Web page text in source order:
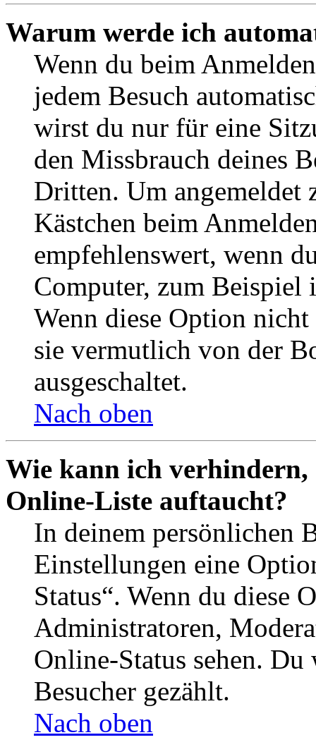
Warum werde ich
Wenn du beim
jedem Besuch
wirst du nur für eine
den Missbrauch deines
Dritten. Um angemeldet
Kästchen beim
empfehlenswert, wenn
Computer, zum Beispiel
Wenn diese Option
sie vermutlich von der
ausgeschaltet.
Nach oben
Wie kann ich verhindern,
Online-Liste auftaucht?
In deinem persönlichen
Einstellungen eine
Status“. Wenn du diese
Administratoren,
Online-Status sehen.
Besucher gezählt.
Nach oben